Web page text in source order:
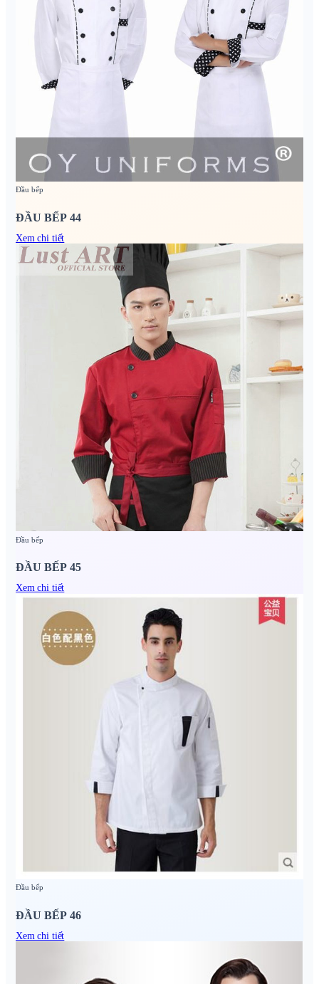
Đầu bếp
ĐẦU BẾP 44
Xem chi tiết
Đầu bếp
ĐẦU BẾP 45
Xem chi tiết
Đầu bếp
ĐẦU BẾP 46
Xem chi tiết